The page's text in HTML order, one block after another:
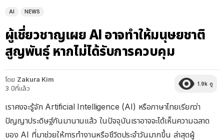
AI NEWS
ผู้เชี่ยวชาญเผย AI อาจทำให้มนุษยชาติ
สูญพันธุ์ หากไม่ได้รับการควบคุม
โดย Zakura Kim
3 ปีที่แล้ว
1.9k ดู
เราคงจะรู้จัก Artificial Intelligence (AI) หรือภาษาไทยเรียกว่า
ปัญญาประดิษฐ์กันมานานแล้ว ในปัจจุบันเราอาจจะได้เห็นความฉลาด
ของ AI ที่มาช่วยให้การทำงานหรือชึวิตประจำวันมากขึ้น ล่าสุดผู้